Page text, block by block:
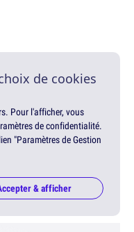
de cookies
Pour l'afficher, vous
de confidentialité.
"Paramètres de Gestion
& afficher